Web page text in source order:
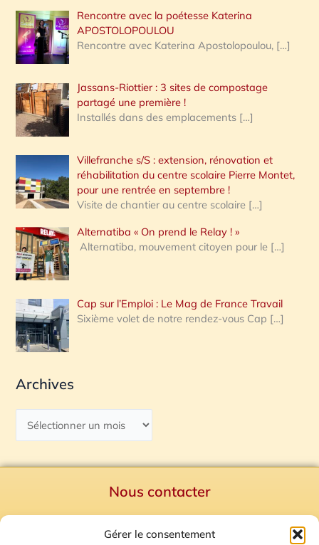
Gérer le consentement
Rencontre avec la poétesse Katerina
APOSTOLOPOULOU
Rencontre avec Katerina Apostolopoulou, […]
Jassans-Riottier : 3 sites de compostage
partagé une première !
Installés dans des emplacements […]
Villefranche s/S : extension, rénovation et
réhabilitation du centre scolaire Pierre Montet,
pour une rentrée en septembre !
Visite de chantier au centre scolaire […]
Alternatiba « On prend le Relay ! »
Alternatiba, mouvement citoyen pour le […]
Cap sur l’Emploi : Le Mag de France Travail
Sixième volet de notre rendez-vous Cap […]
Archives
Nous contacter